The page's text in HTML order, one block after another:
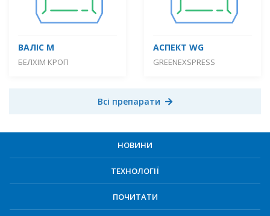
ВАЛІС М
БЕЛХІМ КРОП
АСПЕКТ WG
GREENEXSPRESS
Всі препарати
НОВИНИ
ТЕХНОЛОГІЇ
ПОЧИТАТИ